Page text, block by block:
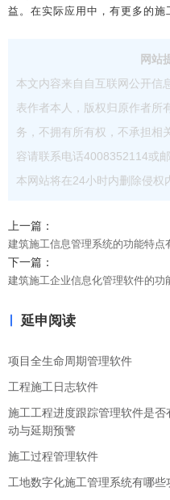
益。在实际应用中，有更多的施
网站
本文内容来自自互联网公开信
表作者本人，版权归原作者所
务，不拥有所有权，不承担相
容请联系电话4008352114或
本网站将在24小时内删除侵权
上一篇：
建筑施工信息管理系统的功能特点
下一篇：
建筑施工企业信息化管理软件的功
延申阅读
项目全生命周期管理软件
工程施工日志软件
施工工程进度跟踪管理软件是
动与延期预警
施工过程管理软件
工地数字化施工管理系统有哪些